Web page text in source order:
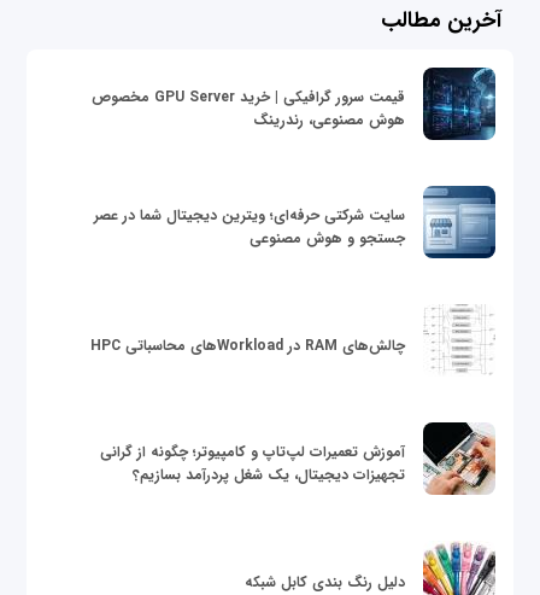
آخرین مطالب
قیمت سرور گرافیکی | خرید GPU Server مخصوص
هوش مصنوعی، رندرینگ
سایت شرکتی حرفه‌ای؛ ویترین دیجیتال شما در عصر
جستجو و هوش مصنوعی
چالش‌های RAM در Workloadهای محاسباتی HPC
آموزش تعمیرات لپ‌تاپ و کامپیوتر؛ چگونه از گرانی
تجهیزات دیجیتال، یک شغل پردرآمد بسازیم؟
دلیل رنگ بندی کابل شبکه